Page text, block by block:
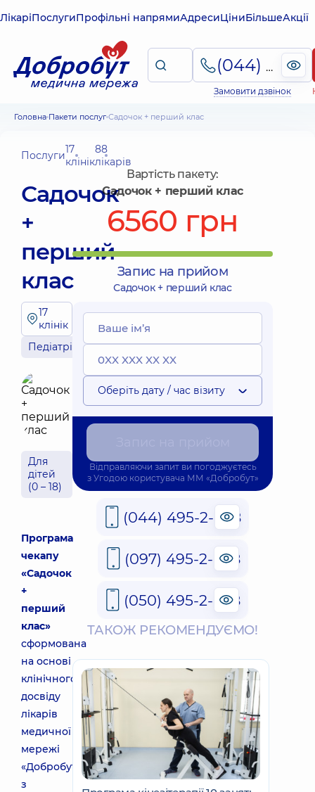
ЛікаріПослугиПрофільні напрямиАдресиЦіниБільшеАкції
(044) 495-2-888
Замовити дзвінок
Головна Пакети послуг Садочок + перший клас
Послуги17
клінік
88
лікарів
Садочок
+
перший
клас
17
клінік
Педіатрія
Для
дітей
(0 – 18)
Програма
чекапу
«Садочок
+
перший
клас»
сформована
на основі
клінічного
досвіду
лікарів
медичної
мережі
«Добробут»
з
Вартість пакету:
Садочок + перший клас
6560 грн
Запис на прийом
Садочок + перший клас
Оберіть дату / час візиту
Відправляючи запит ви погоджуєтесь
з Угодою користувача ММ «Добробут»
(044) 495-2-888
(097) 495-2-888
(050) 495-2-888
ТАКОЖ РЕКОМЕНДУЄМО!